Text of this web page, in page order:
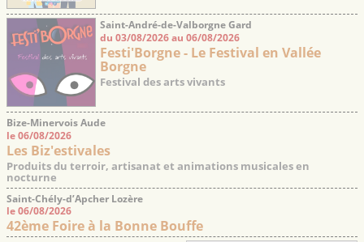
Saint-André-de-Valborgne Gard
du 03/08/2026 au 06/08/2026
Festi'Borgne - Le Festival en Vallée
Borgne
Festival des arts vivants
Bize-Minervois Aude
le 06/08/2026
Les Biz'estivales
Produits du terroir, artisanat et animations musicales en
nocturne
Saint-Chély-d’Apcher Lozère
le 06/08/2026
42ème Foire à la Bonne Bouffe